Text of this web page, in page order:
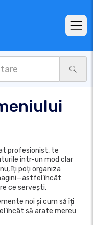
profesionist, te
într-un mod clar
îți poți organiza
încât
ce servești.
noi și cum să îți
încât să arate mereu